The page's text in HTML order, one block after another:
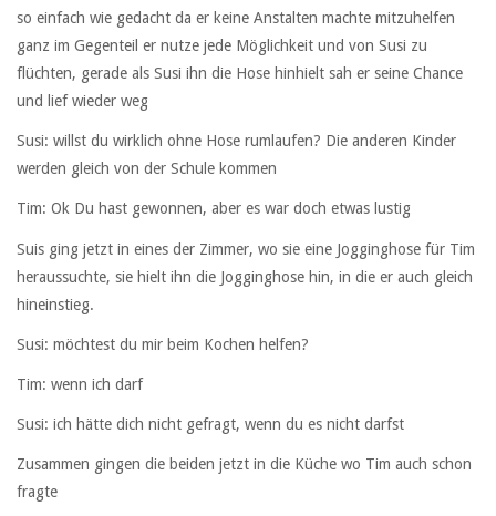
so einfach wie gedacht da er keine Anstalten machte mitzuhelfen
ganz im Gegenteil er nutze jede Möglichkeit und von Susi zu
flüchten, gerade als Susi ihn die Hose hinhielt sah er seine Chance
und lief wieder weg
Susi: willst du wirklich ohne Hose rumlaufen? Die anderen Kinder
werden gleich von der Schule kommen
Tim: Ok Du hast gewonnen, aber es war doch etwas lustig
Suis ging jetzt in eines der Zimmer, wo sie eine Jogginghose für Tim
heraussuchte, sie hielt ihn die Jogginghose hin, in die er auch gleich
hineinstieg.
Susi: möchtest du mir beim Kochen helfen?
Tim: wenn ich darf
Susi: ich hätte dich nicht gefragt, wenn du es nicht darfst
Zusammen gingen die beiden jetzt in die Küche wo Tim auch schon
fragte